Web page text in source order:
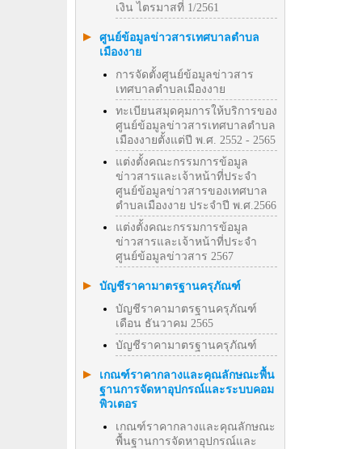
เงิน ไตรมาสที่ 1/2561
ศูนย์ข้อมูลข่าวสารเทศบาลตำบล
เมืองงาย
การจัดตั้งศูนย์ข้อมูลข่าวสาร
เทศบาลตำบลเมืองงาย
ทะเบียนสมุดคุมการให้บริการของ
ศูนย์ข้อมูลข่าวสารเทศบาลตำบล
เมืองงายตั้งแต่ปี พ.ศ. 2552 - 2565
แต่งตั้งคณะกรรมการข้อมูล
ข่าวสารและเจ้าหน้าที่ประจำ
ศูนย์ข้อมูลข่าวสารของเทศบาล
ตำบลเมืองงาย ประจำปี พ.ศ.2566
แต่งตั้งคณะกรรมการข้อมูล
ข่าวสารและเจ้าหน้าที่ประจำ
ศูนย์ข้อมูลข่าวสาร 2567
บัญชีราคามาตรฐานครุภัณฑ์
บัญชีราคามาตรฐานครุภัณฑ์
เดือน ธันวาคม 2565
บัญชีราคามาตรฐานครุภัณฑ์
เกณฑ์ราคากลางและคุณลักษณะพื้น
ฐานการจัดหาอุปกรณ์และระบบคอม
พิวเตอร
เกณฑ์ราคากลางและคุณลักษณะ
พื้นฐานการจัดหาอุปกรณ์และ